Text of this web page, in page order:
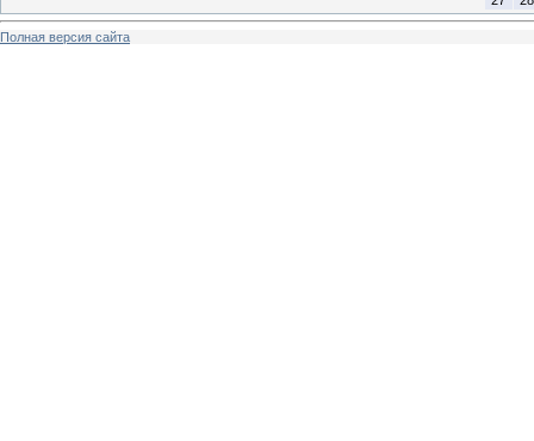
Полная версия сайта